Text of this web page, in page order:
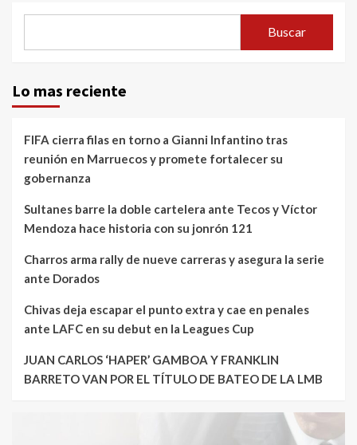
Buscar
Lo mas reciente
FIFA cierra filas en torno a Gianni Infantino tras
reunión en Marruecos y promete fortalecer su
gobernanza
Sultanes barre la doble cartelera ante Tecos y Víctor
Mendoza hace historia con su jonrón 121
Charros arma rally de nueve carreras y asegura la serie
ante Dorados
Chivas deja escapar el punto extra y cae en penales
ante LAFC en su debut en la Leagues Cup
JUAN CARLOS ‘HAPER’ GAMBOA Y FRANKLIN
BARRETO VAN POR EL TÍTULO DE BATEO DE LA LMB